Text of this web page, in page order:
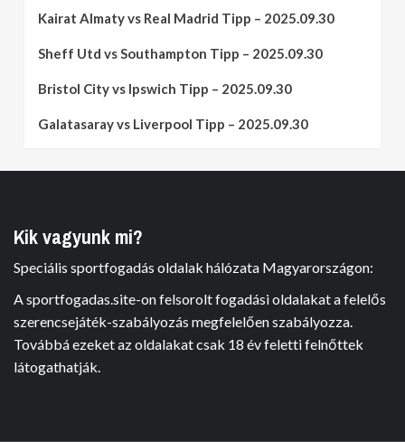
Kairat Almaty vs Real Madrid Tipp – 2025.09.30
Sheff Utd vs Southampton Tipp – 2025.09.30
Bristol City vs Ipswich Tipp – 2025.09.30
Galatasaray vs Liverpool Tipp – 2025.09.30
Kik vagyunk mi?
Speciális sportfogadás oldalak hálózata Magyarországon:
A sportfogadas.site-on felsorolt fogadási oldalakat a felelős
szerencsejáték-szabályozás megfelelően szabályozza.
Továbbá ezeket az oldalakat csak 18 év feletti felnőttek
látogathatják.